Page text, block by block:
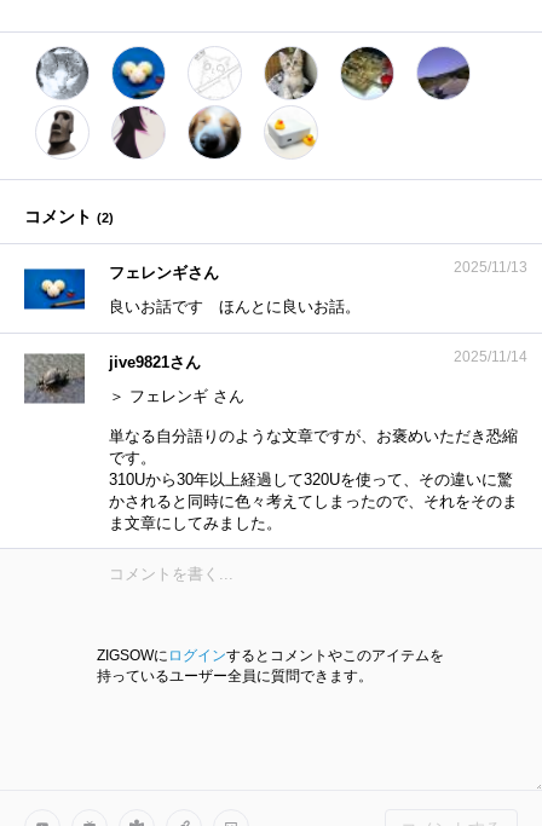
コメント (2)
フェレンギさん 2025/11/13
良いお話です ほんとに良いお話。
jive9821さん 2025/11/14
＞ フェレンギ さん
単なる自分語りのような文章ですが、お褒めいただき恐縮
です。
310Uから30年以上経過して320Uを使って、その違いに驚
かされると同時に色々考えてしまったので、それをそのま
ま文章にしてみました。
ZIGSOWに ログインするとコメントやこのアイテムを
持っているユーザー全員に質問できます。